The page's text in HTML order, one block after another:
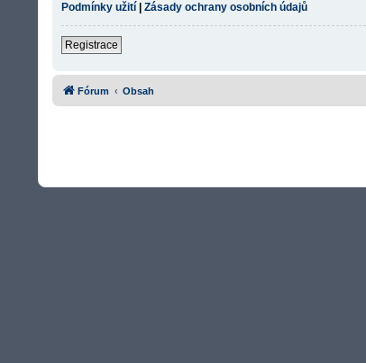
Podmínky užití
Zásady ochrany osobních údajů
Registrace
Fórum Obsah